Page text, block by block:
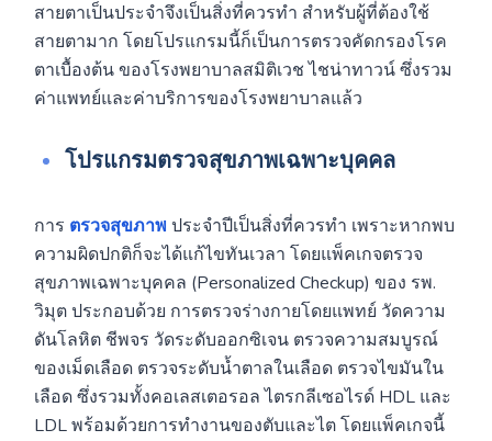
สายตาเป็นประจำจึงเป็นสิ่งที่ควรทำ สำหรับผู้ที่ต้องใช้
สายตามาก โดยโปรแกรมนี้ก็เป็นการตรวจคัดกรองโรค
ตาเบื้องต้น ของโรงพยาบาลสมิติเวช ไชน่าทาวน์ ซึ่งรวม
ค่าแพทย์และค่าบริการของโรงพยาบาลแล้ว
โปรแกรมตรวจสุขภาพเฉพาะบุคคล
การ ตรวจสุขภาพ ประจำปีเป็นสิ่งที่ควรทำ เพราะหากพบ
ความผิดปกติก็จะได้แก้ไขทันเวลา โดยแพ็คเกจตรวจ
สุขภาพเฉพาะบุคคล (Personalized Checkup) ของ รพ.
วิมุต ประกอบด้วย การตรวจร่างกายโดยแพทย์ วัดความ
ดันโลหิต ชีพจร วัดระดับออกซิเจน ตรวจความสมบูรณ์
ของเม็ดเลือด ตรวจระดับน้ำตาลในเลือด ตรวจไขมันใน
เลือด ซึ่งรวมทั้งคอเลสเตอรอล ไตรกลีเซอไรด์ HDL และ
LDL พร้อมด้วยการทำงานของตับและไต โดยแพ็คเกจนี้